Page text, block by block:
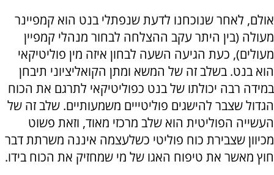
אולם, לאחר שנוכחנו לדעת שנפתלי בנט הוא קמפיינר
מעולה (בין היתר עקב ההצלחה לבחור מנהלי קמפיין
מעולים), כעת הגיעה השעה לבחון איזה מין פוליטיקאי
הוא בנט. בשלב זה של המשא ומתן הקואליציוני תיבחן
במידה רבה יכולתו של בנט כפוליטיקאי לתרגם את הכוח
הגדול שצבר להישגים פוליטייים משמעותיים. שלב זה של
העשייה הפוליטית הוא שלב מרכזי מאוד, וזאת פשוט
מכיוון שצבירת כוח פוליטי כשלעצמה איננה משרתת דבר
חוץ מאשר את טיפוח האגו של מי שמחזיק את הכוח בידו.